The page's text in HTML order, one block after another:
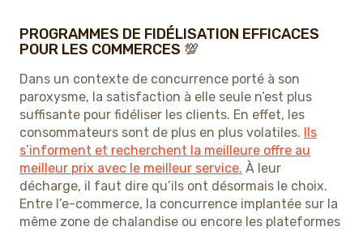
PROGRAMMES DE FIDÉLISATION EFFICACES
POUR LES COMMERCES 💯
Dans un contexte de concurrence porté à son
paroxysme, la satisfaction à elle seule n’est plus
suffisante pour fidéliser les clients. En effet, les
consommateurs sont de plus en plus volatiles.
Ils
s’informent et recherchent la meilleure offre au
meilleur prix avec le meilleur service. À leur
décharge, il faut dire qu’ils ont désormais le choix.
Entre l’e-commerce, la concurrence implantée sur la
même zone de chalandise ou encore les plateformes